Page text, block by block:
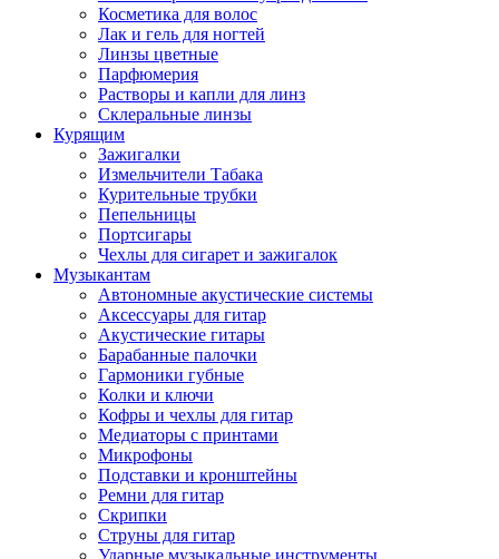
Косметика для волос
Лак и гель для ногтей
Линзы цветные
Парфюмерия
Растворы и капли для линз
Склеральные линзы
Курящим
Зажигалки
Измельчители Табака
Курительные трубки
Пепельницы
Портсигары
Чехлы для сигарет и зажигалок
Музыкантам
Автономные акустические системы
Аксессуары для гитар
Акустические гитары
Барабанные палочки
Гармоники губные
Колки и ключи
Кофры и чехлы для гитар
Медиаторы с принтами
Микрофоны
Подставки и кронштейны
Ремни для гитар
Скрипки
Струны для гитар
Ударные музыкальные инструменты